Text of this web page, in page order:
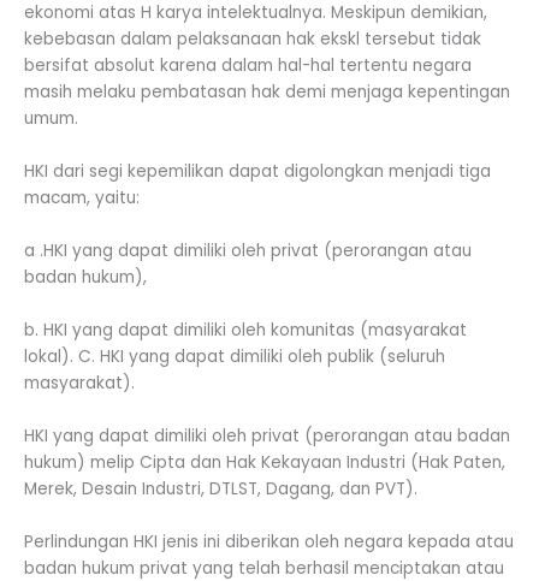
ekonomi atas H karya intelektualnya. Meskipun demikian,
kebebasan dalam pelaksanaan hak ekskl tersebut tidak
bersifat absolut karena dalam hal-hal tertentu negara
masih melaku pembatasan hak demi menjaga kepentingan
umum.
HKI dari segi kepemilikan dapat digolongkan menjadi tiga
macam, yaitu:
a .HKI yang dapat dimiliki oleh privat (perorangan atau
badan hukum),
b. HKI yang dapat dimiliki oleh komunitas (masyarakat
lokal). C. HKI yang dapat dimiliki oleh publik (seluruh
masyarakat).
HKI yang dapat dimiliki oleh privat (perorangan atau badan
hukum) melip Cipta dan Hak Kekayaan Industri (Hak Paten,
Merek, Desain Industri, DTLST, Dagang, dan PVT).
Perlindungan HKI jenis ini diberikan oleh negara kepada atau
badan hukum privat yang telah berhasil menciptakan atau